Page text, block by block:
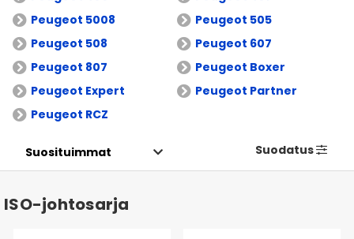
Peugeot 5008
Peugeot 505
Peugeot 508
Peugeot 607
Peugeot 807
Peugeot Boxer
Peugeot Expert
Peugeot Partner
Peugeot RCZ
Suodatus
ISO-johtosarja